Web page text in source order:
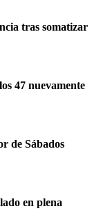
tras somatizar
47 nuevamente
de Sábados
en plena